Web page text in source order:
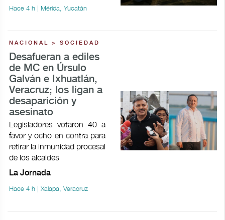
Hace 4 h | Mérida, Yucatán
NACIONAL > SOCIEDAD
Desafueran a ediles
de MC en Úrsulo
Galván e Ixhuatlán,
Veracruz; los ligan a
desaparición y
asesinato
Legisladores votaron 40 a
favor y ocho en contra para
retirar la inmunidad procesal
de los alcaldes
La Jornada
Hace 4 h | Xalapa, Veracruz